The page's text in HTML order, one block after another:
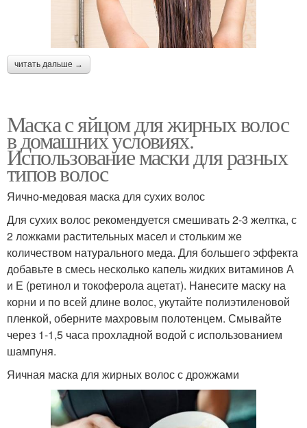
читать дальше →
Маска с яйцом для жирных волос
в домашних условиях.
Использование маски для разных
типов волос
Яично-медовая маска для сухих волос
Для сухих волос рекомендуется смешивать 2-3 желтка, с
2 ложками растительных масел и стольким же
количеством натурального меда. Для большего эффекта
добавьте в смесь несколько капель жидких витаминов А
и Е (ретинол и токоферола ацетат). Нанесите маску на
корни и по всей длине волос, укутайте полиэтиленовой
пленкой, оберните махровым полотенцем. Смывайте
через 1-1,5 часа прохладной водой с использованием
шампуня.
Яичная маска для жирных волос с дрожжами